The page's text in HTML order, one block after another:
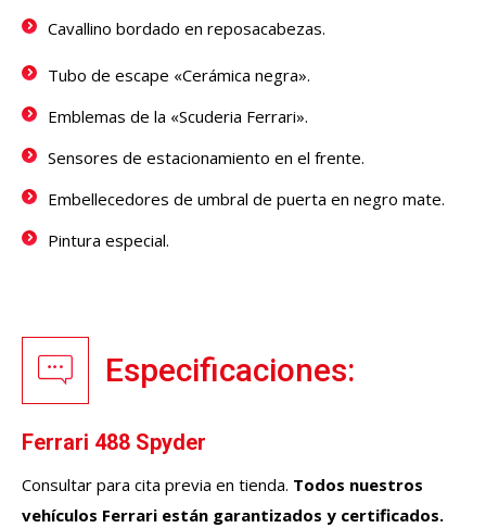
Cavallino bordado en reposacabezas.
Tubo de escape «Cerámica negra».
Emblemas de la «Scuderia Ferrari».
Sensores de estacionamiento en el frente.
Embellecedores de umbral de puerta en negro mate.
Pintura especial.
Especificaciones:
Ferrari 488 Spyder
Consultar para cita previa en tienda. Todos nuestros
vehículos Ferrari están garantizados y certificados.